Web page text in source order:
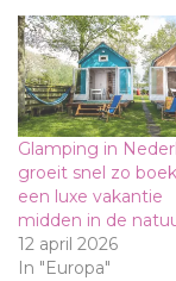
Glamping in
groeit snel zo
een luxe vakantie
midden in de
12 april 2026
In "Europa"